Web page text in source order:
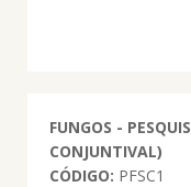
FUNGOS -
CONJUNTIVAL)
CÓDIGO: PFSC1